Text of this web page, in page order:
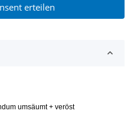
erteilen
umsäumt + veröst